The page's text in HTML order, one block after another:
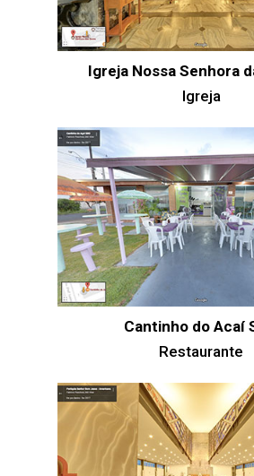
Igreja Nossa Senhora
Igreja
Cantinho do Acaí
Restaurante